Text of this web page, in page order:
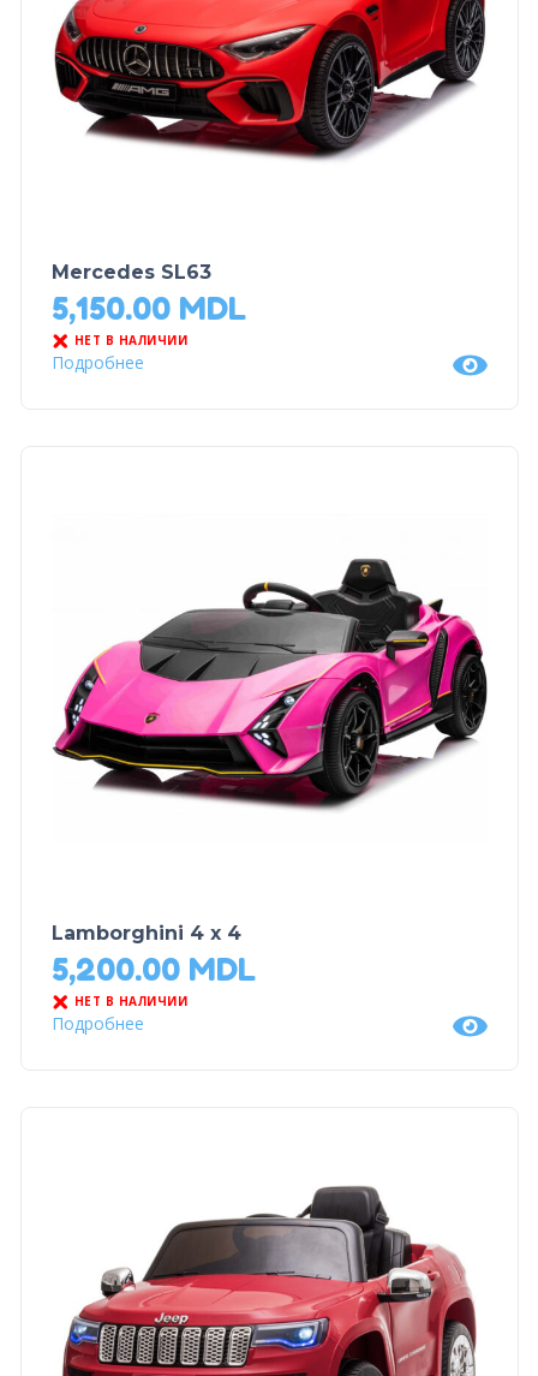
Mercedes SL63
5,150.00 MDL
НЕТ В НАЛИЧИИ
Подробнее
Lamborghini 4 x 4
5,200.00 MDL
НЕТ В НАЛИЧИИ
Подробнее